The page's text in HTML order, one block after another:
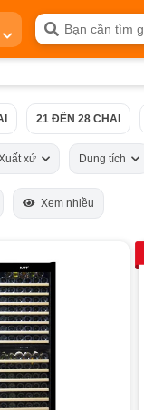
21 ĐẾN 28 CHAI
xứ Dung tích
Xem nhiều